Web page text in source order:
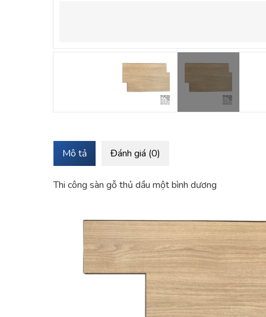
Mô tả Đánh giá (0)
Thi công sàn gỗ thủ dầu một bình dương